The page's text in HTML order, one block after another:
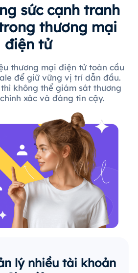
sức cạnh tranh
thương mại
điện tử
thương mại điện tử toàn cầu
để giữ vững vị trí dẫn đầu.
không thể giám sát thương
xác và đáng tin cậy.
lý nhiều tài khoản